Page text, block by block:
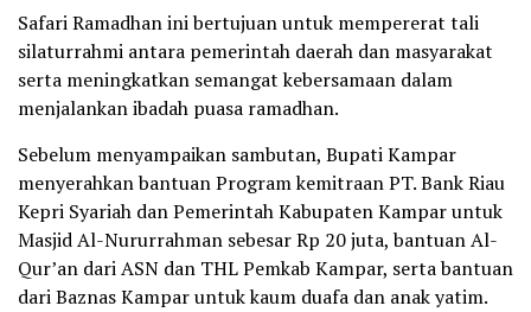
Safari Ramadhan ini bertujuan untuk mempererat tali
silaturrahmi antara pemerintah daerah dan masyarakat
serta meningkatkan semangat kebersamaan dalam
menjalankan ibadah puasa ramadhan.
Sebelum menyampaikan sambutan, Bupati Kampar
menyerahkan bantuan Program kemitraan PT. Bank Riau
Kepri Syariah dan Pemerintah Kabupaten Kampar untuk
Masjid Al-Nururrahman sebesar Rp 20 juta, bantuan Al-
Qur’an dari ASN dan THL Pemkab Kampar, serta bantuan
dari Baznas Kampar untuk kaum duafa dan anak yatim.